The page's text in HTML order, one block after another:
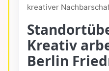
kreativer
Kreativ
Berlin